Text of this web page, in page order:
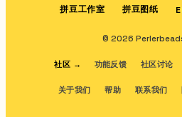
拼豆工作室 拼豆图纸
© 2026
社区 → 功能反馈 社区讨论
关于我们 帮助 联系我们